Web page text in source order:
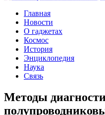
Главная
Новости
О гаджетах
Космос
История
Энциклопедия
Наука
Связь
Методы